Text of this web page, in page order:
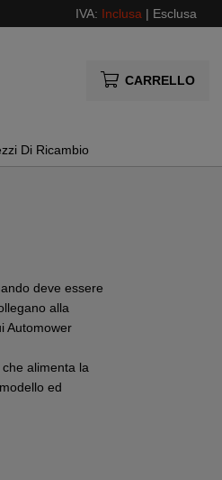
IVA: Inclusa | Esclusa
CARRELLO
Di Ricambio
deve essere
alla
Automower
che alimenta la
ed